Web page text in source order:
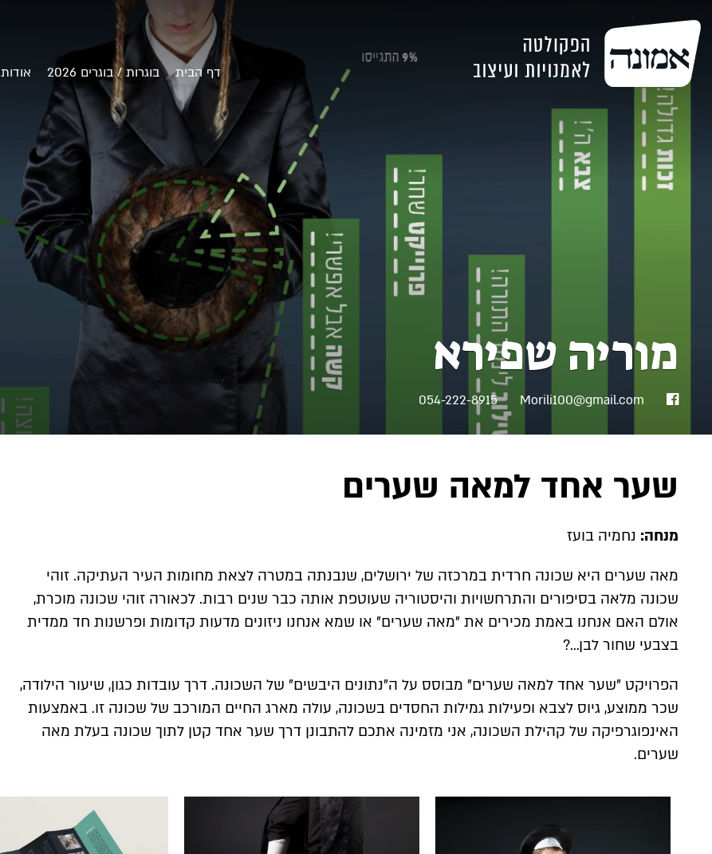
דף הבית בוגרות / בוגרים 2026 אודות
מוריה שפירא
פייסבוקMorili100@gmail.com
054-222-8915
שער אחד למאה שערים
מנחה: נחמיה בועז
מאה שערים היא שכונה חרדית במרכזה של ירושלים, שנבנתה במטרה לצאת מחומות העיר העתיקה. זוהי
שכונה מלאה בסיפורים והתרחשויות והיסטוריה שעוטפת אותה כבר שנים רבות. לכאורה זוהי שכונה מוכרת,
אולם האם אנחנו באמת מכירים את "מאה שערים" או שמא אנחנו ניזונים מדעות קדומות ופרשנות חד ממדית
בצבעי שחור לבן…?
הפרויקט "שער אחד למאה שערים" מבוסס על ה"נתונים היבשים" של השכונה. דרך עובדות כגון, שיעור הילודה,
שכר ממוצע, גיוס לצבא ופעילות גמילות החסדים בשכונה, עולה מארג החיים המורכב של שכונה זו. באמצעות
האינפוגרפיקה של קהילת השכונה, אני מזמינה אתכם להתבונן דרך שער אחד קטן לתוך שכונה בעלת מאה
שערים.